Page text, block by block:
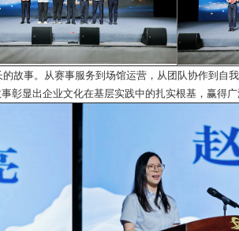
故事。从赛事服务到场馆运营，从团队协作到自
彰显出企业文化在基层实践中的扎实根基，赢得广